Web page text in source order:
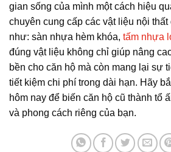
gian sống của mình một cách hiệu
chuyên cung cấp các vật liệu nội
như: sàn nhựa hèm khóa, tấm nhựa
đúng vật liệu không chỉ giúp nâng
bền cho căn hộ mà còn mang lại sự
tiết kiệm chi phí trong dài hạn. Hãy
hôm nay để biến căn hộ cũ thành tổ
và phong cách riêng của bạn.